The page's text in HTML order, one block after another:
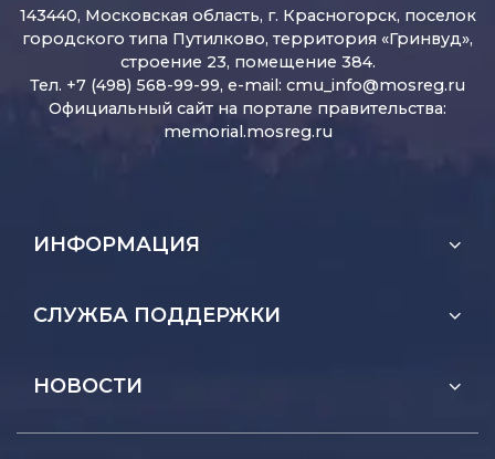
143440, Московская область, г. Красногорск, поселок
городского типа Путилково, территория «Гринвуд»,
строение 23, помещение 384.
Тел. +7 (498) 568-99-99, e-mail: cmu_info@mosreg.ru
Официальный сайт на портале правительства:
memorial.mosreg.ru
ИНФОРМАЦИЯ
СЛУЖБА ПОДДЕРЖКИ
НОВОСТИ